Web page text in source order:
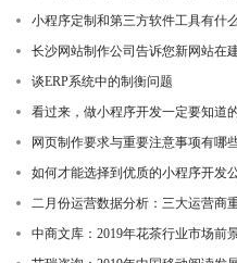
小程序定制和第三方软件工具有什
长沙网站制作公司告诉您新网站在
谈ERP系统中的制衡问题
看过来，做小程序开发一定要知道
网页制作要求与重要注意事项有哪
如何才能选择到优质的小程序开发
二月份运营数据分析：三大运营商
中商文库：2019年花茶行业市场前